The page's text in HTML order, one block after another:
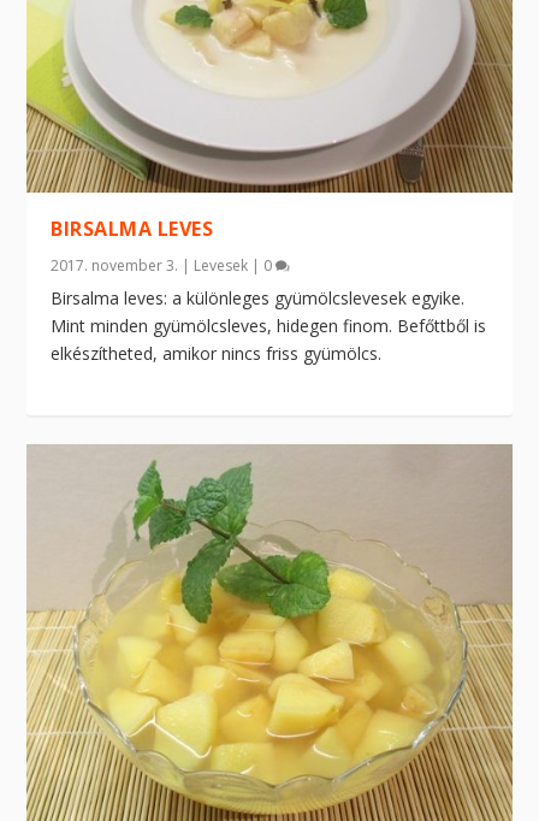
BIRSALMA LEVES
2017. november 3. | Levesek | 0
Birsalma leves: a különleges gyümölcslevesek egyike.
Mint minden gyümölcsleves, hidegen finom. Befőttből is
elkészítheted, amikor nincs friss gyümölcs.